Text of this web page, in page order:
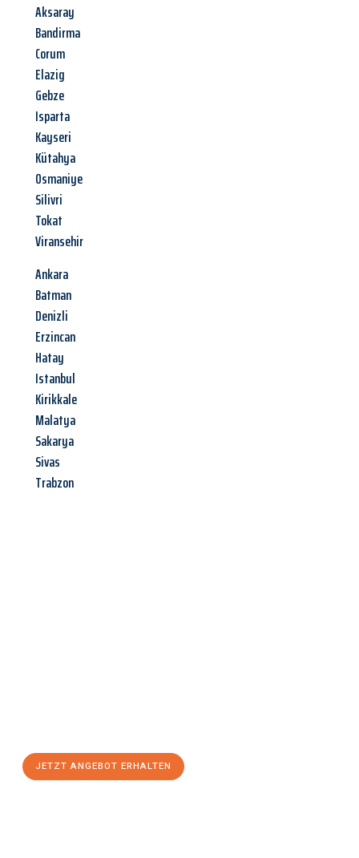
Aksaray
Bandirma
Corum
Elazig
Gebze
Isparta
Kayseri
Kütahya
Osmaniye
Silivri
Tokat
Viransehir
Ankara
Batman
Denizli
Erzincan
Hatay
Istanbul
Kirikkale
Malatya
Sakarya
Sivas
Trabzon
JETZT ANGEBOT ERHALTEN